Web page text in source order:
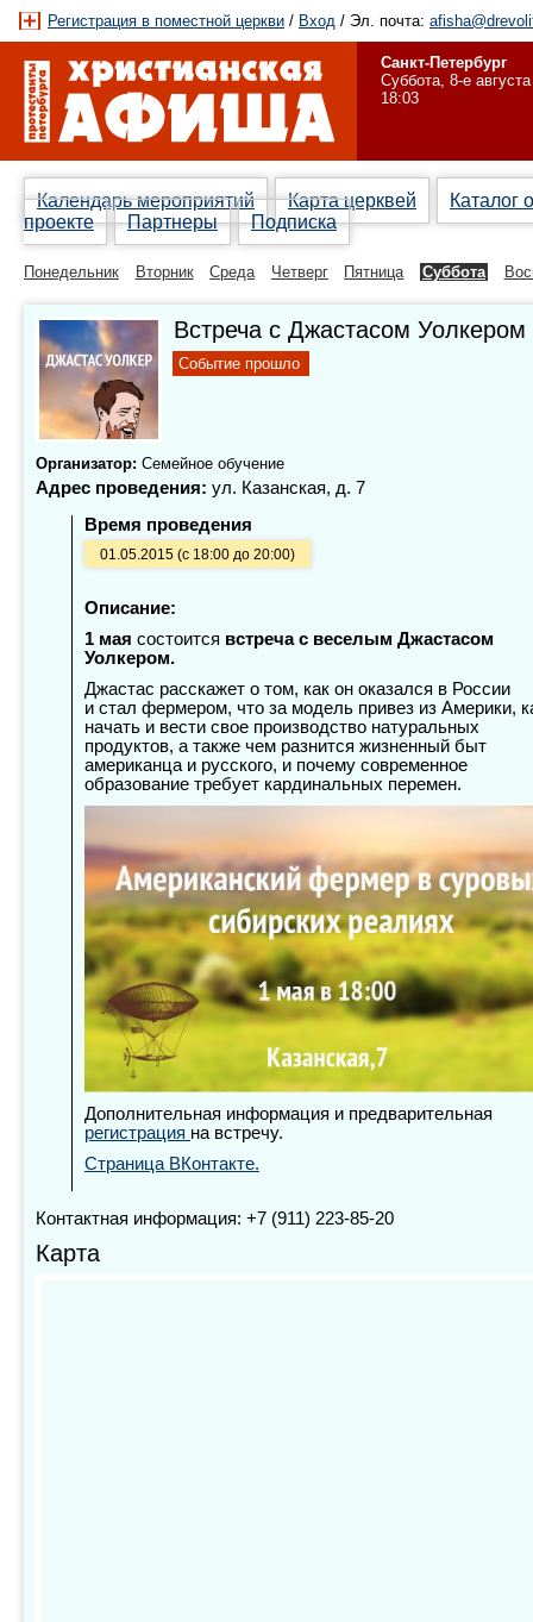
Регистрация в поместной церкви / Вход / Эл. почта:
Санкт-Петербург
Суббота, 8-е августа
18:03
Календарь мероприятий Карта церквей
Каталог
проекте
Партнеры Подписка
Понедельник Вторник Среда Четверг Пятница Суббота
Встреча с Джастасом Уолкером
Событие прошло
Организатор: Семейное обучение
Адрес проведения: ул. Казанская, д. 7
Время проведения
01.05.2015 (с 18:00 до 20:00)
Описание:
1 мая состоится встреча с веселым Джастасом
Уолкером.
Джастас расскажет о том, как он оказался в России
и стал фермером, что за модель привез из Америки,
начать и вести свое производство натуральных
продуктов, а также чем разнится жизненный быт
американца и русского, и почему современное
образование требует кардинальных перемен.
Дополнительная информация и предварительная
регистрация на встречу.
Страница ВКонтакте.
Контактная информация: +7 (911) 223-85-20
Карта